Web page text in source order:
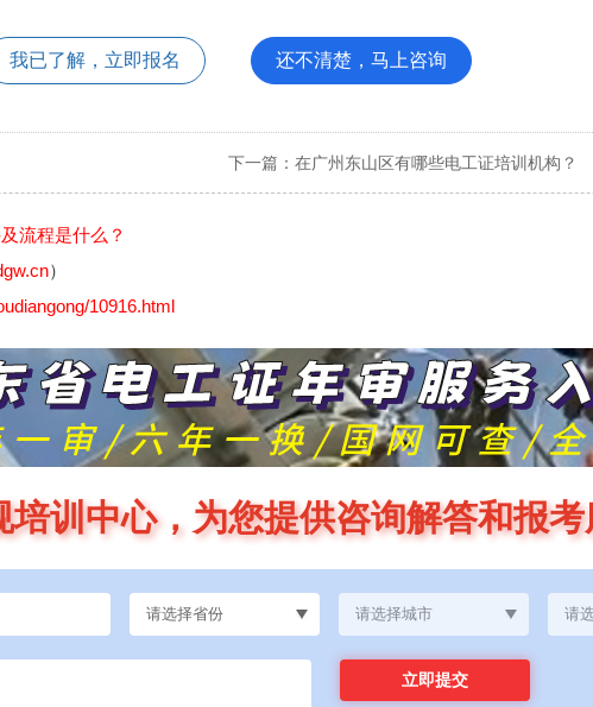
我已了解，立即报名 还不清楚，马上咨询
下一篇： 在广州东山区有哪些电工证培训机构？
流程是什么？
）
10916.html
培训中心，为您提供咨询解答和报考